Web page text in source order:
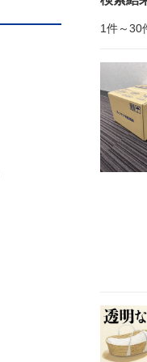
1件～30